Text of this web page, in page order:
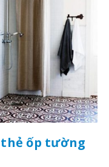
thẻ ốp tường